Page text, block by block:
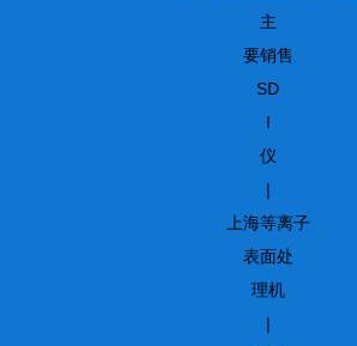
主
要销售
SD
I
仪
|
上海等离子
表面处
理机
|